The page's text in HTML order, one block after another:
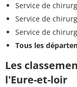
Service de
Service de
Service de
Tous les
Les
l'Eure-et-loir